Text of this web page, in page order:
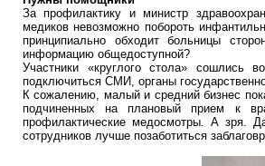
За профилактику и министр
медиков невозможно побороть
принципиально обходит больницы
информацию общедоступной?
Участники «круглого стола»
подключиться СМИ, органы
К сожалению, малый и средний бизнес
подчиненных на плановый прием к
профилактические медосмотры. А зря.
сотрудников лучше позаботиться